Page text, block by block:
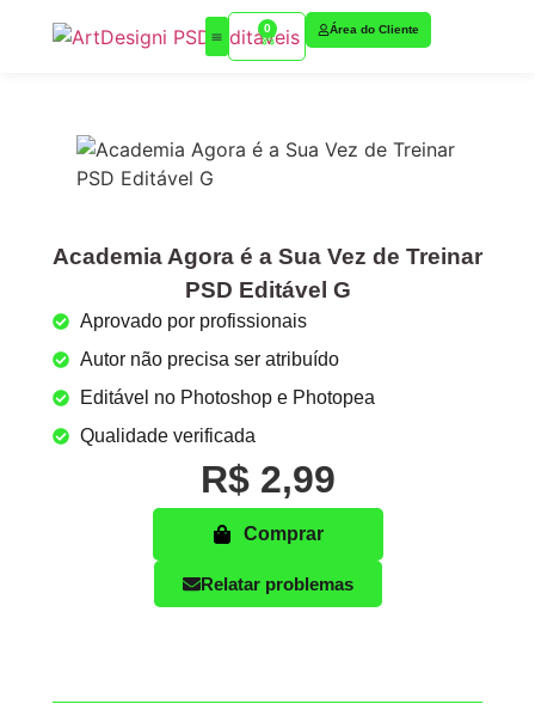
0 Área do Cliente
Academia Agora é a Sua Vez de Treinar
PSD Editável G
Aprovado por profissionais
Autor não precisa ser atribuído
Editável no Photoshop e Photopea
Qualidade verificada
R$ 2,99
Comprar
Relatar problemas